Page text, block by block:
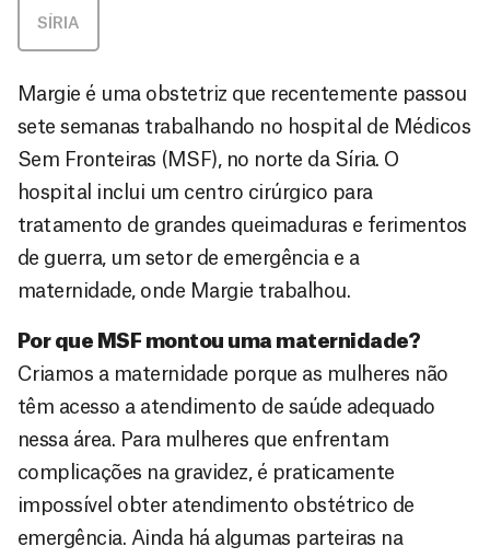
SÍRIA
Margie é uma obstetriz que recentemente passou
sete semanas trabalhando no hospital de Médicos
Sem Fronteiras (MSF), no norte da Síria. O
hospital inclui um centro cirúrgico para
tratamento de grandes queimaduras e ferimentos
de guerra, um setor de emergência e a
maternidade, onde Margie trabalhou.
Por que MSF montou uma maternidade?
Criamos a maternidade porque as mulheres não
têm acesso a atendimento de saúde adequado
nessa área. Para mulheres que enfrentam
complicações na gravidez, é praticamente
impossível obter atendimento obstétrico de
emergência. Ainda há algumas parteiras na